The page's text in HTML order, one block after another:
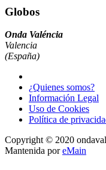
Globos
Onda Valéncia
Valencia
(España)
¿Quienes somos?
Información Legal
Uso de Cookies
Política de
Copyright © 2020
Mantenida poreMain